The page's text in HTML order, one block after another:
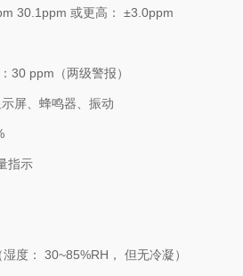
30.1ppm 或更高： ±3.0ppm
30 ppm（两级警报）
屏、蜂鸣器、振动
指示
度： 30~85%RH， 但无冷凝）